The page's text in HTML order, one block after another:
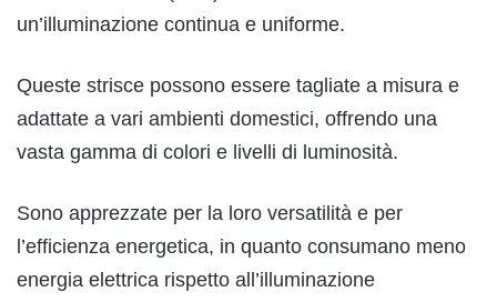
un’illuminazione continua e uniforme.
Queste strisce possono essere tagliate a misura e
adattate a vari ambienti domestici, offrendo una
vasta gamma di colori e livelli di luminosità.
Sono apprezzate per la loro versatilità e per
l’efficienza energetica, in quanto consumano meno
energia elettrica rispetto all’illuminazione